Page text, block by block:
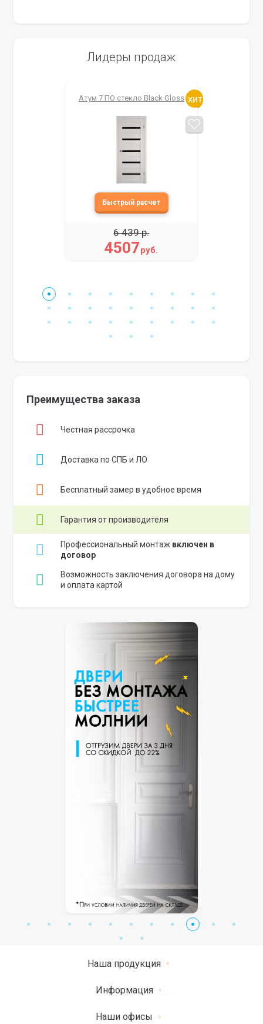
Лидеры продаж
Атум 7 ПО стекло Black Gloss
4507руб.
6 439 р.
Преимущества заказа
Честная рассрочка
Доставка по СПБ и ЛО
Бесплатный замер в удобное время
Гарантия от производителя
Профессиональный монтаж включен в
договор
Возможность заключения договора на дому
и оплата картой
Наша продукция
Информация
Наши офисы